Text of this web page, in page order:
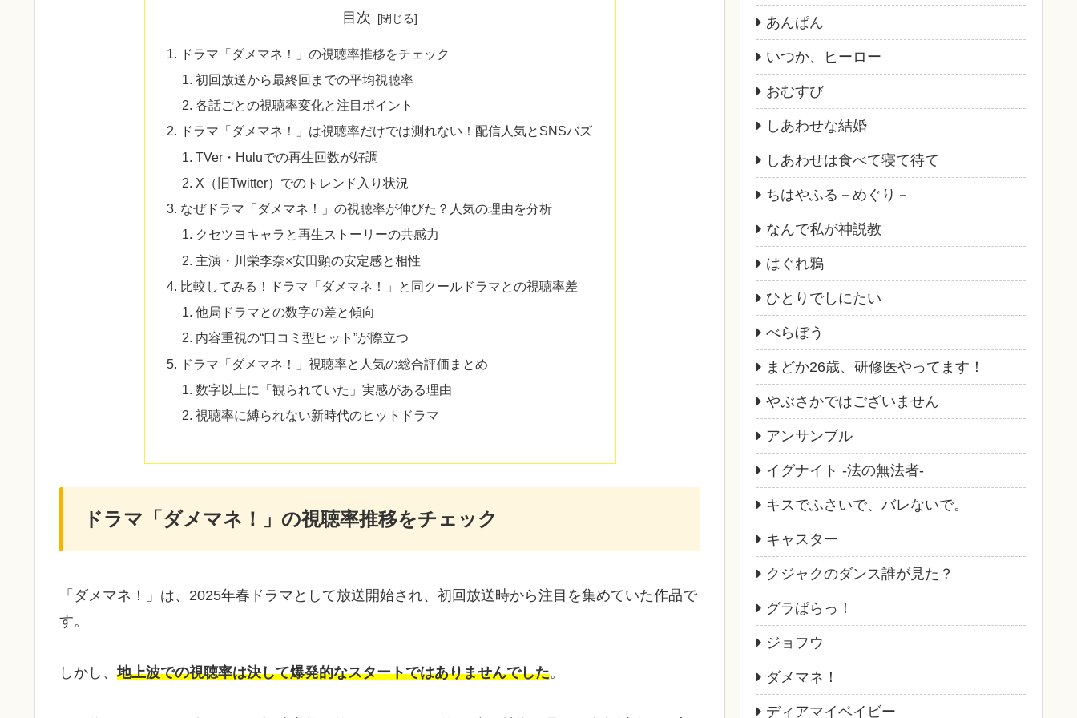
目次
ドラマ「ダメマネ！」の視聴率推移をチェック
初回放送から最終回までの平均視聴率
各話ごとの視聴率変化と注目ポイント
ドラマ「ダメマネ！」は視聴率だけでは測れない！配信人気とSNSバズ
TVer・Huluでの再生回数が好調
X（旧Twitter）でのトレンド入り状況
なぜドラマ「ダメマネ！」の視聴率が伸びた？人気の理由を分析
クセツヨキャラと再生ストーリーの共感力
主演・川栄李奈×安田顕の安定感と相性
比較してみる！ドラマ「ダメマネ！」と同クールドラマとの視聴率差
他局ドラマとの数字の差と傾向
内容重視の“口コミ型ヒット”が際立つ
ドラマ「ダメマネ！」視聴率と人気の総合評価まとめ
数字以上に「観られていた」実感がある理由
視聴率に縛られない新時代のヒットドラマ
ドラマ「ダメマネ！」の視聴率推移をチェック
「ダメマネ！」は、2025年春ドラマとして放送開始され、初回放送時から注目を集めていた作品で
す。
しかし、地上波での視聴率は決して爆発的なスタートではありませんでした。
あんぱん
いつか、ヒーロー
おむすび
しあわせな結婚
しあわせは食べて寝て待て
ちはやふる－めぐり－
なんで私が神説教
はぐれ鴉
ひとりでしにたい
べらぼう
まどか26歳、研修医やってます！
やぶさかではございません
アンサンブル
イグナイト -法の無法者-
キスでふさいで、バレないで。
キャスター
クジャクのダンス誰が見た？
グラぱらっ！
ジョフウ
ダメマネ！
ディアマイベイビー